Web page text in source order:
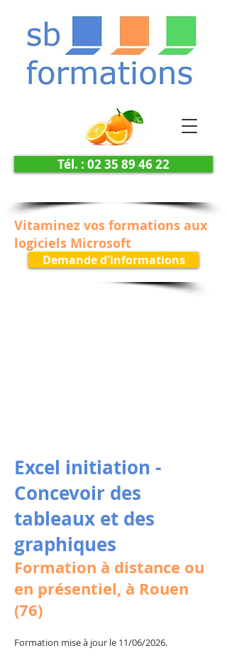
Tél. : 02 35 89 46 22
Vitaminez vos formations aux
logiciels Microsoft
Demande d'informations
Excel initiation -
Concevoir des
tableaux et des
graphiques
Formation à distance ou
en présentiel, à Rouen
(76)
Formation mise à jour le 11/06/2026.